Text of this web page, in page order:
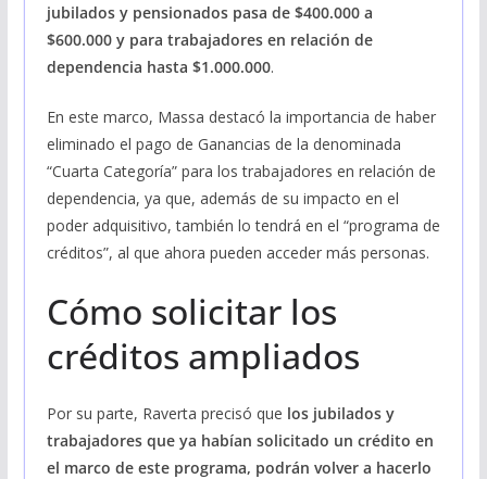
jubilados y pensionados pasa de $400.000 a
$600.000 y para trabajadores en relación de
dependencia hasta $1.000.000.
En este marco, Massa destacó la importancia de haber
eliminado el pago de Ganancias de la denominada
“Cuarta Categoría” para los trabajadores en relación de
dependencia, ya que, además de su impacto en el
poder adquisitivo, también lo tendrá en el “programa de
créditos”, al que ahora pueden acceder más personas.
Cómo solicitar los
créditos ampliados
Por su parte, Raverta precisó que los jubilados y
trabajadores que ya habían solicitado un crédito en
el marco de este programa, podrán volver a hacerlo